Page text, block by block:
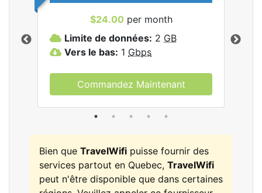
$24.00 per month
Limite de données: 2 GB
Vers le bas: 1 Gbps
Commandez Maintenant
Bien que TravelWifi puisse fournir des
services partout en Quebec, TravelWifi
peut n'être disponible que dans certaines